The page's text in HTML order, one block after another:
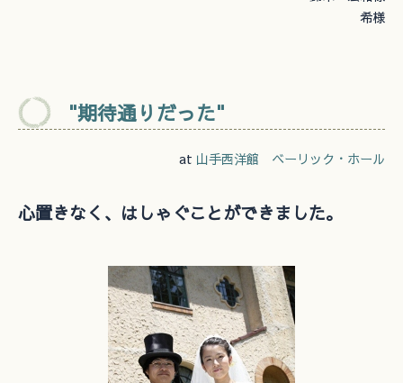
希様
"期待通りだった"
at 山手西洋館 ベーリック・ホール
心置きなく、はしゃぐことができました。